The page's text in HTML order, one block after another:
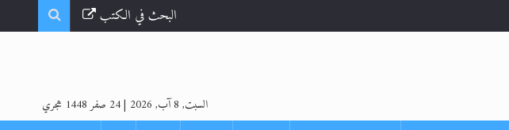
البحث في الكتب
السبت, 8 آب, 2026 |24 صفر 1448 هجري